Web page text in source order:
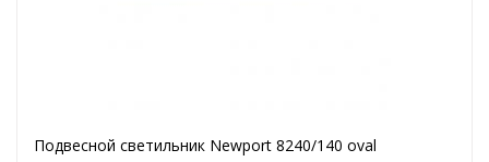
Подвесной светильник Newport 8240/140 oval